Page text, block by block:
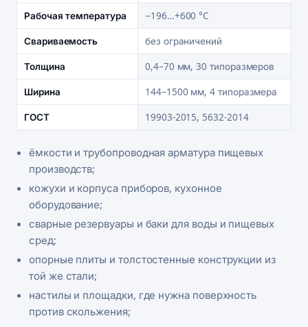
Рабочая температура −196…+600 °C
Свариваемость без ограничений
Толщина 0,4–70 мм, 30 типоразмеров
Ширина 144–1500 мм, 4 типоразмера
ГОСТ 19903-2015, 5632-2014
ёмкости и трубопроводная арматура пищевых
производств;
кожухи и корпуса приборов, кухонное
оборудование;
сварные резервуары и баки для воды и пищевых
сред;
опорные плиты и толстостенные конструкции из
той же стали;
настилы и площадки, где нужна поверхность
против скольжения;